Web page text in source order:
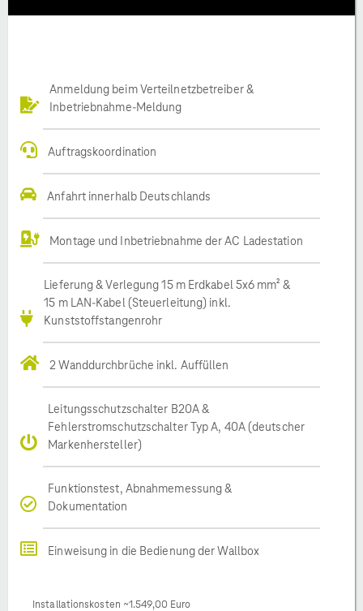
Anmeldung beim Verteilnetzbetreiber &
Inbetriebnahme-Meldung
Auftragskoordination
Anfahrt innerhalb Deutschlands
Montage und Inbetriebnahme der AC Ladestation
Lieferung & Verlegung 15 m Erdkabel 5x6 mm² &
15 m LAN-Kabel (Steuerleitung) inkl.
Kunststoffstangenrohr
2 Wanddurchbrüche inkl. Auffüllen
Leitungsschutzschalter B20A &
Fehlerstromschutzschalter Typ A, 40A (deutscher
Markenhersteller)
Funktionstest, Abnahmemessung &
Dokumentation
Einweisung in die Bedienung der Wallbox
Installationskosten ~1.549,00 Euro